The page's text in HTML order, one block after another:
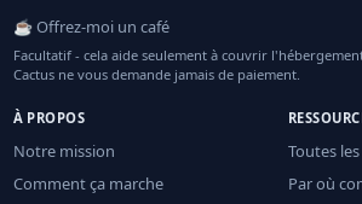
☕ Offrez-moi un café
Facultatif - cela aide seulement à couvrir
Cactus ne vous demande jamais de paiement.
À PROPOS
Notre mission
Comment ça marche
Toutes
Par où